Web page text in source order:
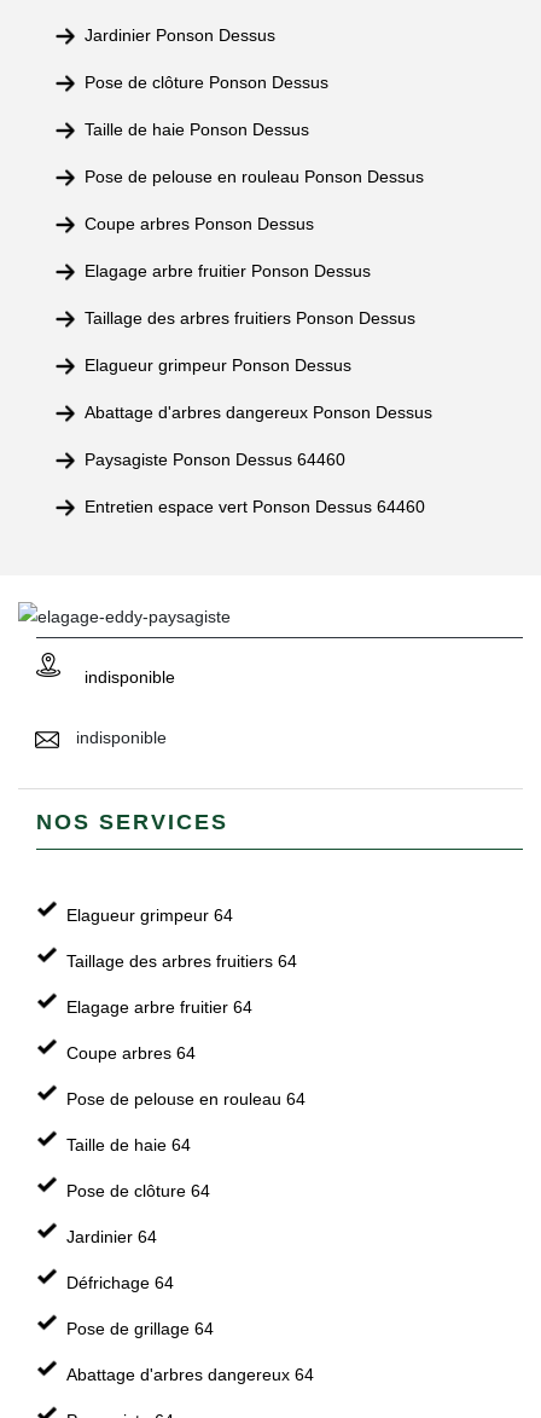
Jardinier Ponson Dessus
Pose de clôture Ponson Dessus
Taille de haie Ponson Dessus
Pose de pelouse en rouleau Ponson Dessus
Coupe arbres Ponson Dessus
Elagage arbre fruitier Ponson Dessus
Taillage des arbres fruitiers Ponson Dessus
Elagueur grimpeur Ponson Dessus
Abattage d'arbres dangereux Ponson Dessus
Paysagiste Ponson Dessus 64460
Entretien espace vert Ponson Dessus 64460
indisponible
indisponible
NOS SERVICES
Elagueur grimpeur 64
Taillage des arbres fruitiers 64
Elagage arbre fruitier 64
Coupe arbres 64
Pose de pelouse en rouleau 64
Taille de haie 64
Pose de clôture 64
Jardinier 64
Défrichage 64
Pose de grillage 64
Abattage d'arbres dangereux 64